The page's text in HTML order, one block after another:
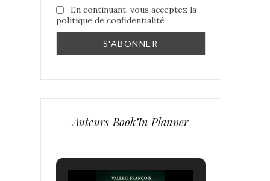
En continuant, vous acceptez la
politique de confidentialité
Auteurs Book’In Planner